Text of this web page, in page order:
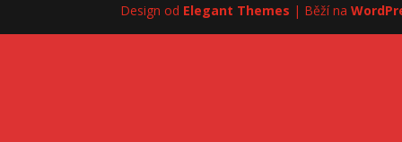
Design od Elegant Themes | Běží na